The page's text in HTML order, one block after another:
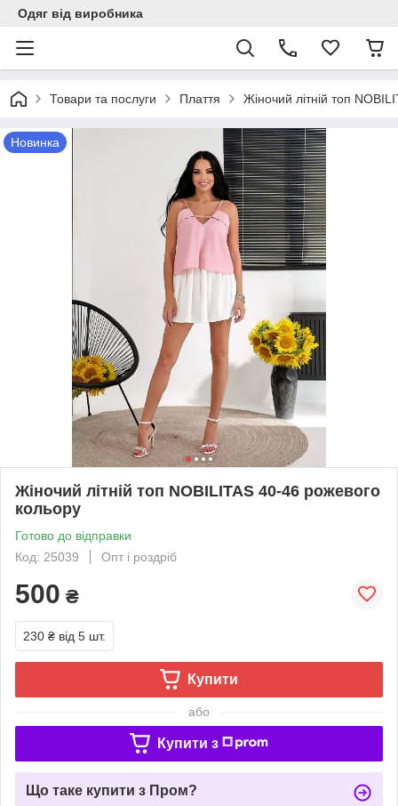
Одяг від виробника
Товари та послуги Плаття Жіночий літній топ
Новинка
Жіночий літній топ NOBILITAS 40-46 рожевого
кольору
Готово до відправки
Код: 25039
Опт і роздріб
500 ₴
230 ₴ від 5 шт.
Купити
або
Купити з
Що таке купити з Пром?